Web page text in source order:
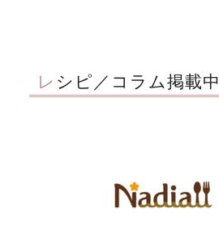
レシピ／コラム掲載中